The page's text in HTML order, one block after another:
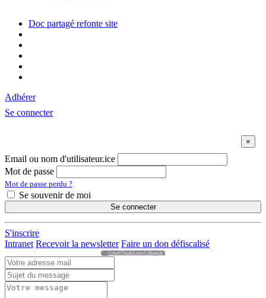
Doc partagé refonte site
Adhérer
Se connecter
Email ou nom d'utilisateur.ice
Mot de passe
Mot de passe perdu ?
Se souvenir de moi
Se connecter
S'inscrire
Intranet Recevoir la newsletter Faire un don défiscalisé
CohabTitudeLoireCollegiale